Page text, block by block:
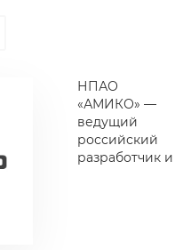
НПАО
«АМИКО» —
ведущий
российский
разработчик и